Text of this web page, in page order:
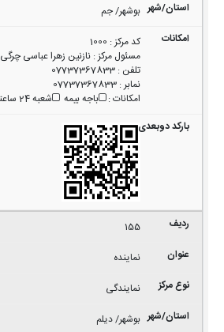
بوشهر/ جم
کد مرکز:
1000
مسئول مرکز:نازنین زهرا عباسی چرگی
تلفن :
07737367833
نمابر:
07737367833
امکانات: باجه بیمه شعبه 24 ساعته
155
نماینده
نمایندگی
بوشهر/ دیلم